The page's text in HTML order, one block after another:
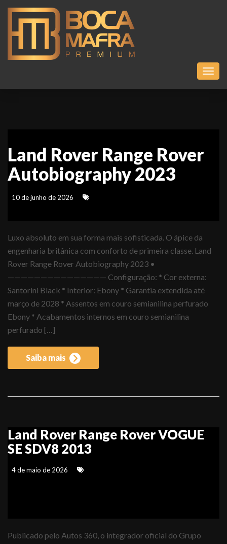
Land Rover Range Rover
Autobiography 2023
10 de junho de 2026
Luxo absoluto em sua forma mais sofisticada. O ápice da
engenharia britânica com conforto de primeira classe. Land
Rover Range Rover Autobiography 2023 •
——————————————— Configuração: * Cor externa:
Santorini Black * Interior: Ebony * Garantia extendida até
março de 2028 * Assentos em couro semianilina perfurado
Ebony * Acabamentos internos em couro semianilina
perfurado […]
Saiba mais
Land Rover Range Rover VOGUE
SE SDV8 2013
4 de maio de 2026
Publicado pelo Autos 360, o integrador oficial do Grupo